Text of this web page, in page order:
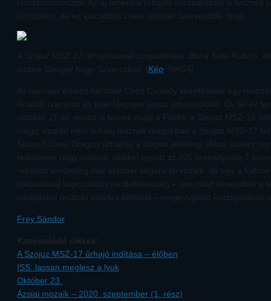
Roszkoszmosztól. Az új amerikai űrhajók korszakában is lesznek
űrhajókon, de ez kölcsönös csere alapján szerveződik majd.
A Szojuz MSZ-17 űrhajósainak csoportképe. Balra Kate Rubins,
jobbra Szergej Kugy-Szvercskov. (Kép: NASA)
Az újonnan érkező hármast Chris Cassidy vezetésével egy
Anatolij Ivanyisin és Ivan Vagnyer orosz űrhajósokkal. Ők fél év
október 21-én vissza is térnek majd a Földre a Szojuz MSZ-16
megy, ezután nem sokáig lesznek magukban a Szojuz MSZ-17-
SpaceX Crew Dragon űrhajója a dolgok jelenlegi állása szerint
fedélzetén négy utassal, akikkel együtt az ISS személyzete 7
repülést eredetileg már október végére tervezték, de egy a
fokozatával kapcsolatos rendellenesség – ami miatt elnapolták a
navigációs műhold pályára állítását – megnyugtató
Frey Sándor
Kapcsolódó cikkek:
A Szojuz MSZ-17 űrhajó indítása – élőben
ISS: lassan meglesz a lyuk
Október 23.
Ázsiai mozaik – 2020. szeptember (1. rész)